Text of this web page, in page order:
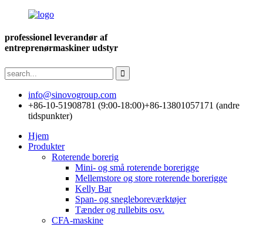
professionel leverandør af
entreprenørmaskiner udstyr
info@sinovogroup.com
+86-10-51908781 (9:00-18:00)+86-13801057171 (andre
tidspunkter)
Hjem
Produkter
Roterende borerig
Mini- og små roterende borerigge
Mellemstore og store roterende borerigge
Kelly Bar
Span- og snegleboreværktøjer
Tænder og rullebits osv.
CFA-maskine